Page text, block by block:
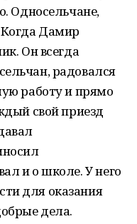
Односельчане,
Когда Дамир
Он всегда
радовался
работу и прямо
свой приезд
и о школе. У него
для оказания
дела.